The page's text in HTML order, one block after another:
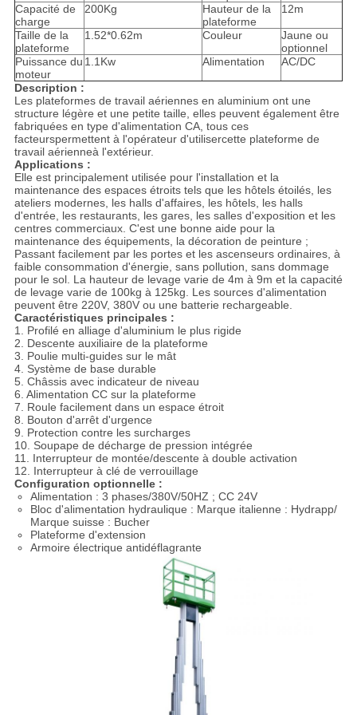
Capacité de
charge
200Kg
Hauteur de la
plateforme
12m
Taille de la
plateforme
1.52*0.62m Couleur
Jaune ou
optionnel
Puissance du
moteur
1.1Kw Alimentation AC/DC
Description :
Les plateformes de travail aériennes en aluminium ont une
structure légère et une petite taille, elles peuvent également être
fabriquées en type d'alimentation CA, tous ces
facteurspermettent à l'opérateur d'utilisercette plateforme de
travail aérienneà l'extérieur.
Applications :
Elle est principalement utilisée pour l'installation et la
maintenance des espaces étroits tels que les hôtels étoilés, les
ateliers modernes, les halls d'affaires, les hôtels, les halls
d'entrée, les restaurants, les gares, les salles d'exposition et les
centres commerciaux. C'est une bonne aide pour la
maintenance des équipements, la décoration de peinture ;
Passant facilement par les portes et les ascenseurs ordinaires, à
faible consommation d'énergie, sans pollution, sans dommage
pour le sol. La hauteur de levage varie de 4m à 9m et la capacité
de levage varie de 100kg à 125kg. Les sources d'alimentation
peuvent être 220V, 380V ou une batterie rechargeable.
Caractéristiques principales :
1. Profilé en alliage d'aluminium le plus rigide
2. Descente auxiliaire de la plateforme
3. Poulie multi-guides sur le mât
4. Système de base durable
5. Châssis avec indicateur de niveau
6. Alimentation CC sur la plateforme
7. Roule facilement dans un espace étroit
8. Bouton d'arrêt d'urgence
9. Protection contre les surcharges
10. Soupape de décharge de pression intégrée
11. Interrupteur de montée/descente à double activation
12. Interrupteur à clé de verrouillage
Configuration optionnelle :
Alimentation : 3 phases/380V/50HZ ; CC 24V
Bloc d'alimentation hydraulique : Marque italienne : Hydrapp/
Marque suisse : Bucher
Plateforme d'extension
Armoire électrique antidéflagrante